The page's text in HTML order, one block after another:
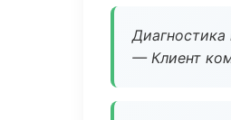
— Клиент